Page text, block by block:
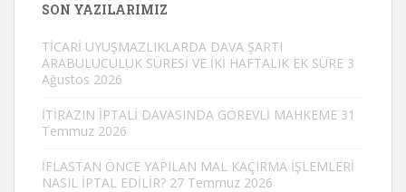
SON YAZILARIMIZ
TİCARİ UYUŞMAZLIKLARDA DAVA ŞARTI
ARABULUCULUK SÜRESİ VE İKİ HAFTALIK EK SÜRE 3
Ağustos 2026
İTİRAZIN İPTALİ DAVASINDA GÖREVLİ MAHKEME 31
Temmuz 2026
İFLASTAN ÖNCE YAPILAN MAL KAÇIRMA İŞLEMLERİ
NASIL İPTAL EDİLİR? 27 Temmuz 2026